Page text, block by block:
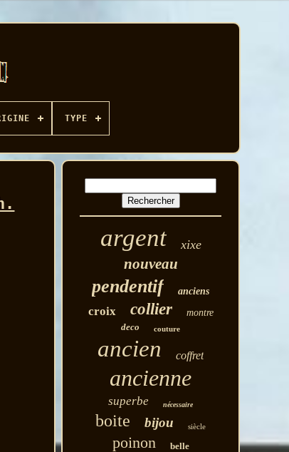
TYPE
argent xixe
nouveau
pendentif anciens
croix collier
montre
deco
couture
ancien coffret
ancienne
superbe nécessaire
boite bijou siècle
poinon belle